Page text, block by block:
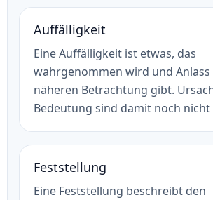
Auffälligkeit
Eine Auffälligkeit ist etwas, das
wahrgenommen wird und
näheren Betrachtung gibt.
Bedeutung sind damit noch
Feststellung
Eine Feststellung beschreibt den